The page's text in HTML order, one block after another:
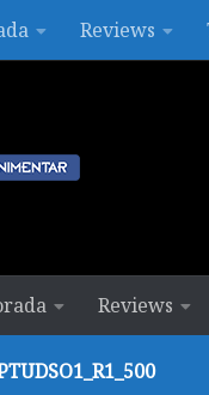
Reviews
Reviews